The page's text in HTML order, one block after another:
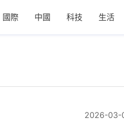
國際 中國 科技 生活
2026-03-